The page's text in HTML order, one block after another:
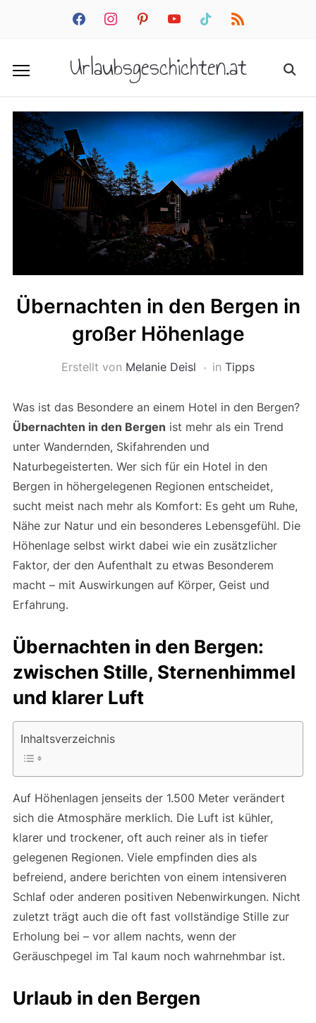
facebookinstagrampinterestyoutube tiktok rss
Urlaubsgeschichten.at
Übernachten in den Bergen in
großer Höhenlage
Erstellt von Melanie Deisl in Tipps
Was ist das Besondere an einem Hotel in den Bergen?
Übernachten in den Bergen ist mehr als ein Trend
unter Wandernden, Skifahrenden und
Naturbegeisterten. Wer sich für ein Hotel in den
Bergen in höhergelegenen Regionen entscheidet,
sucht meist nach mehr als Komfort: Es geht um Ruhe,
Nähe zur Natur und ein besonderes Lebensgefühl. Die
Höhenlage selbst wirkt dabei wie ein zusätzlicher
Faktor, der den Aufenthalt zu etwas Besonderem
macht – mit Auswirkungen auf Körper, Geist und
Erfahrung.
Übernachten in den Bergen:
zwischen Stille, Sternenhimmel
und klarer Luft
Inhaltsverzeichnis
Auf Höhenlagen jenseits der 1.500 Meter verändert
sich die Atmosphäre merklich. Die Luft ist kühler,
klarer und trockener, oft auch reiner als in tiefer
gelegenen Regionen. Viele empfinden dies als
befreiend, andere berichten von einem intensiveren
Schlaf oder anderen positiven Nebenwirkungen. Nicht
zuletzt trägt auch die oft fast vollständige Stille zur
Erholung bei – vor allem nachts, wenn der
Geräuschpegel im Tal kaum noch wahrnehmbar ist.
Urlaub in den Bergen